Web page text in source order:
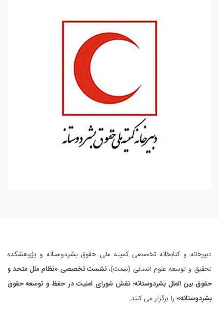
دبیرخانه و کتابخانه تخصصی کمیته ملی حقوق بشردوستانه و پژوهشکده
تحقیق و توسعه علوم انسانی (سَمت)،نشست تخصصی «نظام ملل متحد و
حقوق بین الملل بشردوستانه؛ نقش شورای امنیت در حفظ و توسعه حقوق
بشردوستانه» را برگزار می کنند.